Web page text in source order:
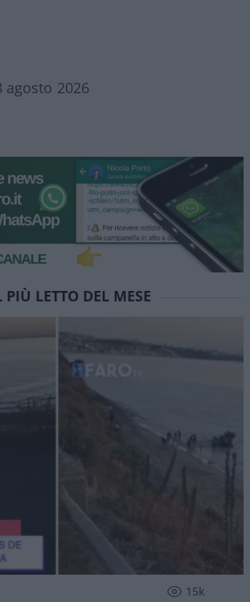
2026
PIÙ LETTO DEL MESE
15k